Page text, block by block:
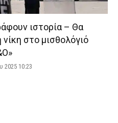
ιστορία – Θα
στο μισθολόγιό
2025 10:23